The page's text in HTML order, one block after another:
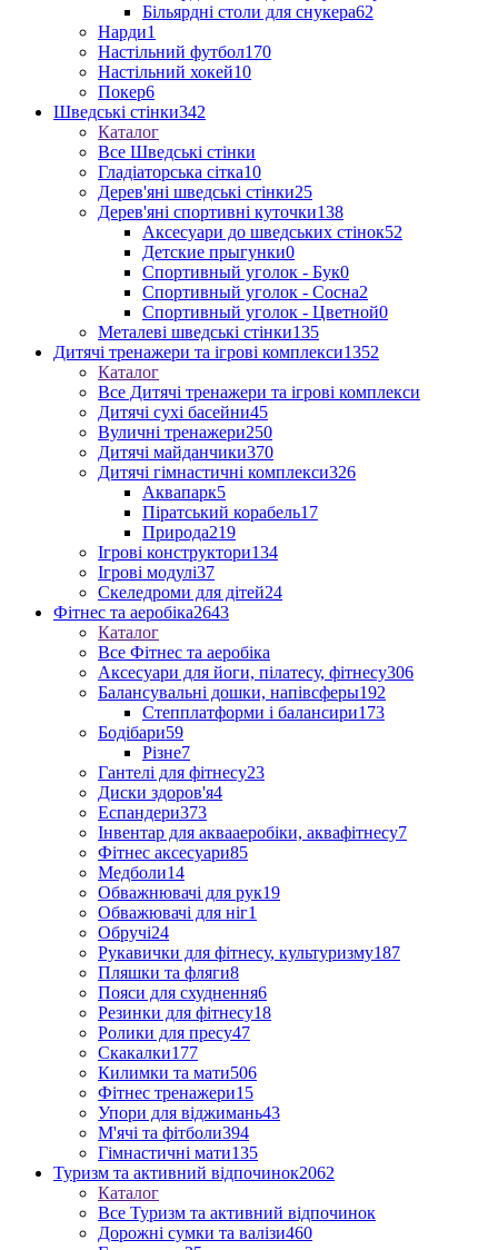
Більярдні столи для снукера62
Нарди1
Настільний футбол170
Настільний хокей10
Покер6
Шведські стінки342
Каталог
Все Шведські стінки
Гладіаторська сітка10
Дерев'яні шведські стінки25
Дерев'яні спортивні куточки138
Аксесуари до шведських стінок52
Детские прыгунки0
Спортивный уголок - Бук0
Спортивный уголок - Сосна2
Спортивный уголок - Цветной0
Металеві шведські стінки135
Дитячі тренажери та ігрові комплекси1352
Каталог
Все Дитячі тренажери та ігрові комплекси
Дитячі сухі басейни45
Вуличні тренажери250
Дитячі майданчики370
Дитячі гімнастичні комплекси326
Аквапарк5
Піратський корабель17
Природа219
Ігрові конструктори134
Ігрові модулі37
Скеледроми для дітей24
Фітнес та аеробіка2643
Каталог
Все Фітнес та аеробіка
Аксесуари для йоги, пілатесу, фітнесу306
Балансувальні дошки, напівсферы192
Степплатформи і балансири173
Бодібари59
Різне7
Гантелі для фітнесу23
Диски здоров'я4
Еспандери373
Інвентар для аквааеробіки, аквафітнесу7
Фітнес аксесуари85
Медболи14
Обважнювачі для рук19
Обважювачі для ніг1
Обручі24
Рукавички для фітнесу, культуризму187
Пляшки та фляги8
Пояси для схуднення6
Резинки для фітнесу18
Ролики для пресу47
Скакалки177
Килимки та мати506
Фітнес тренажери15
Упори для віджимань43
М'ячі та фітболи394
Гімнастичні мати135
Туризм та активний відпочинок2062
Каталог
Все Туризм та активний відпочинок
Дорожні сумки та валізи460